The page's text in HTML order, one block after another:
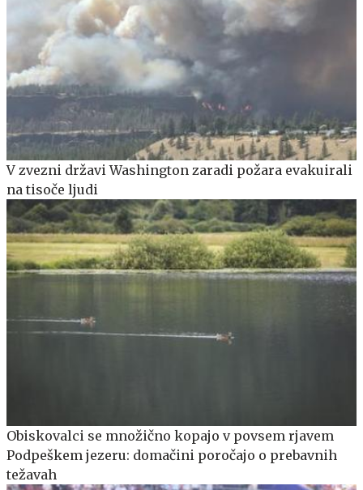
V zvezni državi Washington zaradi požara evakuirali
na tisoče ljudi
Obiskovalci se množično kopajo v povsem rjavem
Podpeškem jezeru: domačini poročajo o prebavnih
težavah